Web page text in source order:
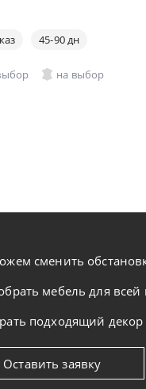
45-90 дн
на выбор
сменить
мебель для всей
подходящий декор
Оставить заявку